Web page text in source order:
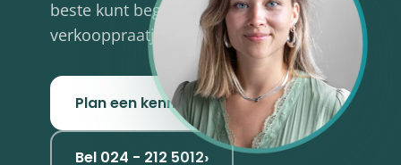
beste kunt beginnen. Geen
verkooppraatje, wel concrete tips.
Plan een kennismaking›
Bel 024 - 212 5012›